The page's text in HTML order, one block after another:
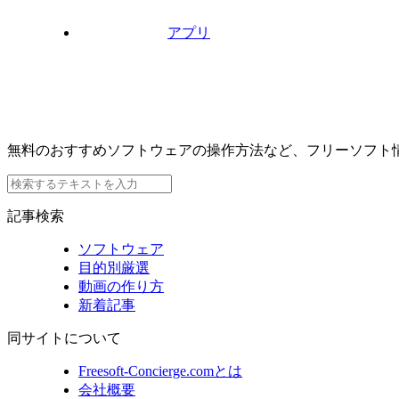
アプリ
無料のおすすめソフトウェアの操作方法など、フリーソフト
記事検索
ソフトウェア
目的別厳選
動画の作り方
新着記事
同サイトについて
Freesoft-Concierge.comとは
会社概要